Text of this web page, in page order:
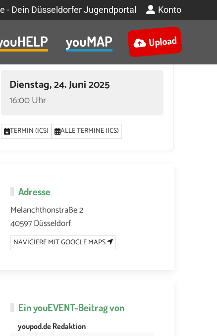
- Dein Düsseldorfer Jugendportal Konto
youMAP Upload
Dienstag, 24. Juni 2025
16:00 Uhr
TERMIN (ICS) ALLE TERMINE (ICS)
Adresse
Melanchthonstraße 2
40597 Düsseldorf
NAVIGIERE MIT GOOGLE MAPS
EinyouEVENT-Beitrag von
youpod.de Redaktion